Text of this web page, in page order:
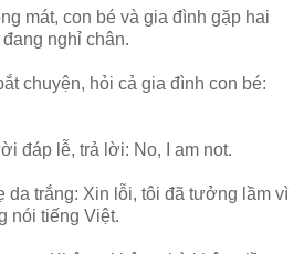
mát, con bé và gia đình gặp hai
nghỉ chân.
chuyện, hỏi cả gia đình con bé:
đáp lễ, trả lời: No, I am not.
trắng: Xin lỗi, tôi đã tưởng lầm vì
nói tiếng Việt.